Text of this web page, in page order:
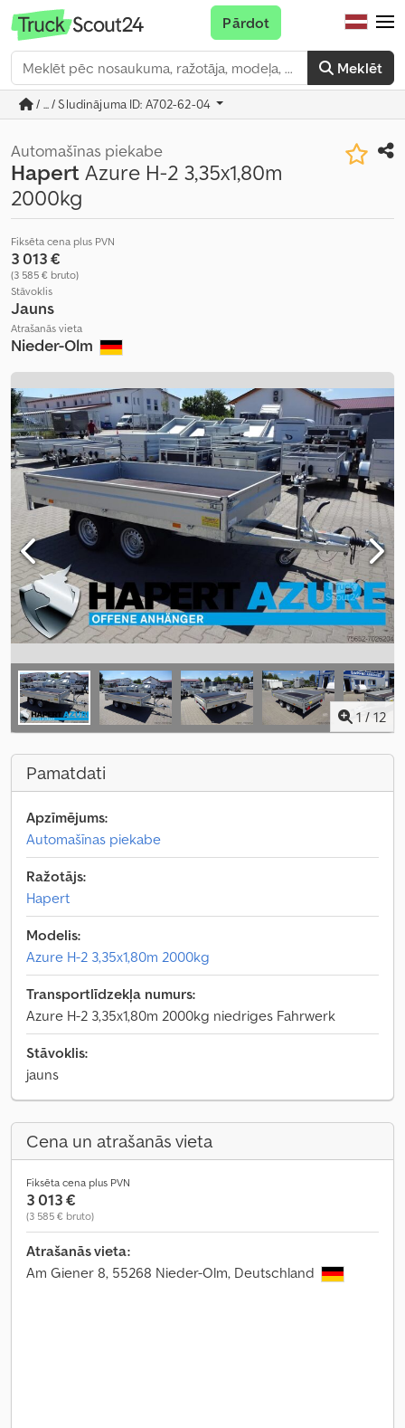
Meklēt
Pārdot
/ ... / Sludinājuma ID: A702-62-04
Automašīnas piekabe
HapertAzure H-2 3,35x1,80m
2000kg
Fiksēta cena plus PVN
3 013 €
(3 585 € bruto)
Stāvoklis
Jauns
Atrašanās vieta
Nieder-Olm
1 / 12
Pamatdati
Apzīmējums:
Automašīnas piekabe
Ražotājs:
Hapert
Modelis:
Azure H-2 3,35x1,80m 2000kg
Transportlīdzekļa numurs:
Azure H-2 3,35x1,80m 2000kg niedriges Fahrwerk
Stāvoklis:
jauns
Cena un atrašanās vieta
Fiksēta cena plus PVN
3 013 €
(3 585 € bruto)
Atrašanās vieta:
Am Giener 8, 55268 Nieder-Olm, Deutschland